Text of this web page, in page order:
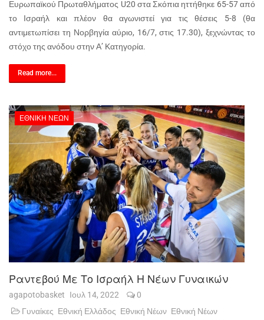
Ευρωπαϊκού Πρωταθλήματος U20 στα Σκόπια ηττήθηκε 65-57 από
το Ισραήλ και πλέον θα αγωνιστεί για τις θέσεις 5-8 (θα
αντιμετωπίσει τη Νορβηγία αύριο, 16/7, στις 17.30), ξεχνώντας το
στόχο της ανόδου στην Α’ Κατηγορία.
Read more...
ΕΘΝΙΚΉ ΝΈΩΝ
Ραντεβού Με Το Ισραήλ Η Νέων Γυναικών
agapotobasket Ιουλ 14, 2022
0
Γυναίκες Εθνική Ελλάδος Εθνική Νέων Εθνική Νέων